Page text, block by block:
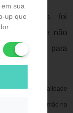
sua
up que
amadeirado, foi
que não
correr para
com a sensualidade
e do Limão na